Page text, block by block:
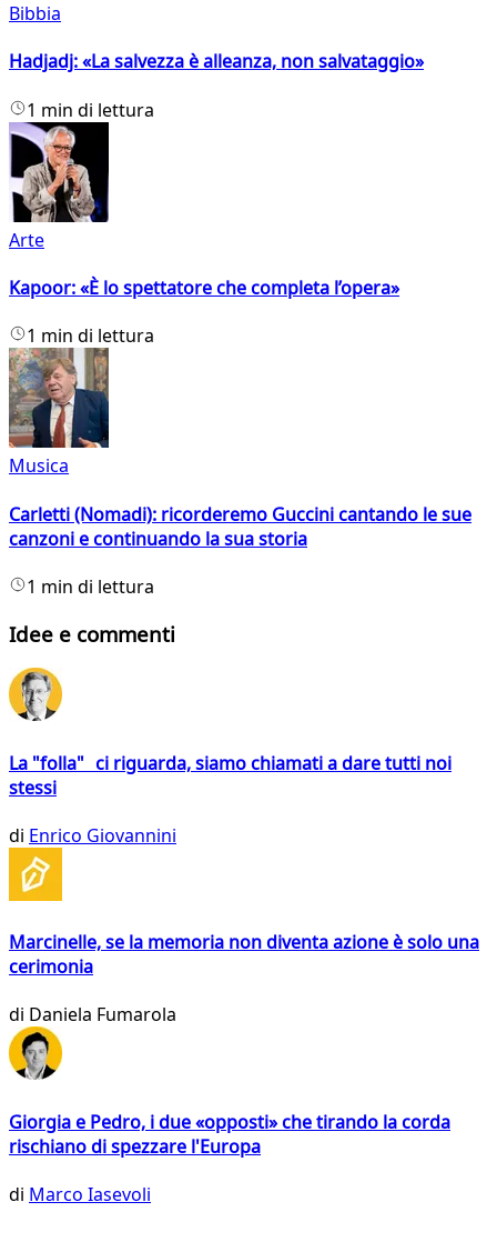
Bibbia
Hadjadj: «La salvezza è alleanza, non salvataggio»
1 min di lettura
Arte
Kapoor: «È lo spettatore che completa l’opera»
1 min di lettura
Musica
Carletti (Nomadi): ricorderemo Guccini cantando le sue
canzoni e continuando la sua storia
1 min di lettura
Idee e commenti
La "folla" ci riguarda, siamo chiamati a dare tutti noi
stessi
di Enrico Giovannini
Marcinelle, se la memoria non diventa azione è solo una
cerimonia
di Daniela Fumarola
Giorgia e Pedro, i due «opposti» che tirando la corda
rischiano di spezzare l'Europa
di Marco Iasevoli